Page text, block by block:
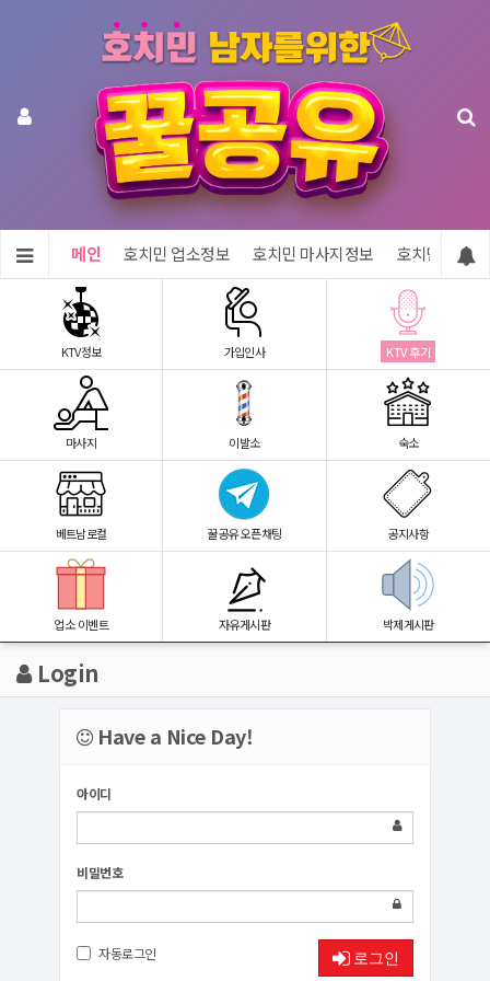
메인 호치민 업소정보 호치민 마사지정보 호치민 숙소
KTV정보 가입인사 KTV 후기
마사지 이발소 숙소
베트남로컬 꿀공유 오픈채팅 공지사항
업소 이벤트 자유게시판 박제게시판
Login
Have a Nice Day!
아이디
비밀번호
자동로그인 로그인